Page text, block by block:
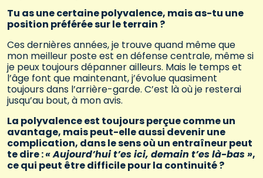
Tu as une certaine polyvalence, mais as-tu une
position préférée sur le terrain ?
Ces dernières années, je trouve quand même que
mon meilleur poste est en défense centrale, même si
je peux toujours dépanner ailleurs. Mais le temps et
l’âge font que maintenant, j’évolue quasiment
toujours dans l’arrière-garde. C’est là où je resterai
jusqu’au bout, à mon avis.
La polyvalence est toujours perçue comme un
avantage, mais peut-elle aussi devenir une
complication, dans le sens où un entraîneur peut
te dire :« Aujourd’hui t’es ici, demain t’es là-bas »,
ce qui peut être difficile pour la continuité ?